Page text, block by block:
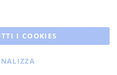
I COOKIES